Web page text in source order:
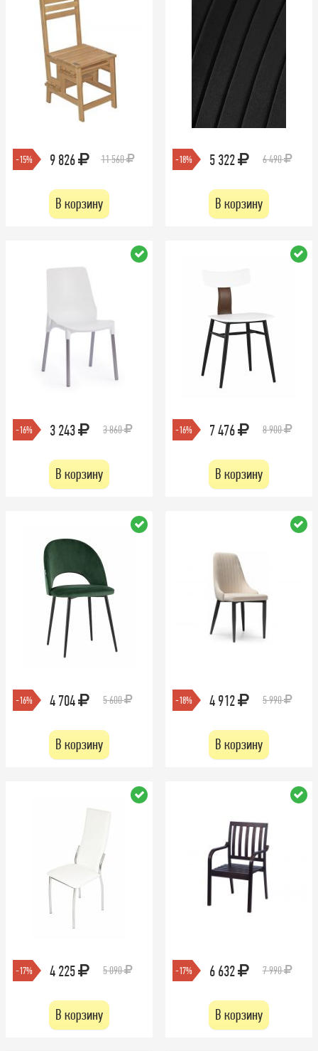
-15% 9 826 11 560
В корзину
-18% 5 322 6 490
В корзину
-16% 3 243 3 860
В корзину
-16% 7 476 8 900
В корзину
-16% 4 704 5 600
В корзину
-18% 4 912 5 990
В корзину
-17% 4 225 5 090
В корзину
-17% 6 632 7 990
В корзину